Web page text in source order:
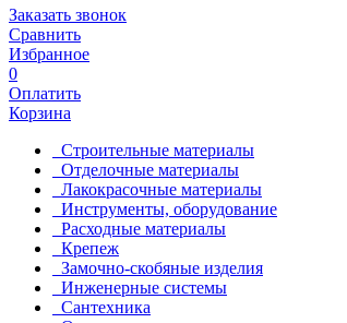
Заказать звонок
Сравнить
Избранное
0
Оплатить
Корзина
Строительные материалы
Отделочные материалы
Лакокрасочные материалы
Инструменты, оборудование
Расходные материалы
Крепеж
Замочно-скобяные изделия
Инженерные системы
Сантехника